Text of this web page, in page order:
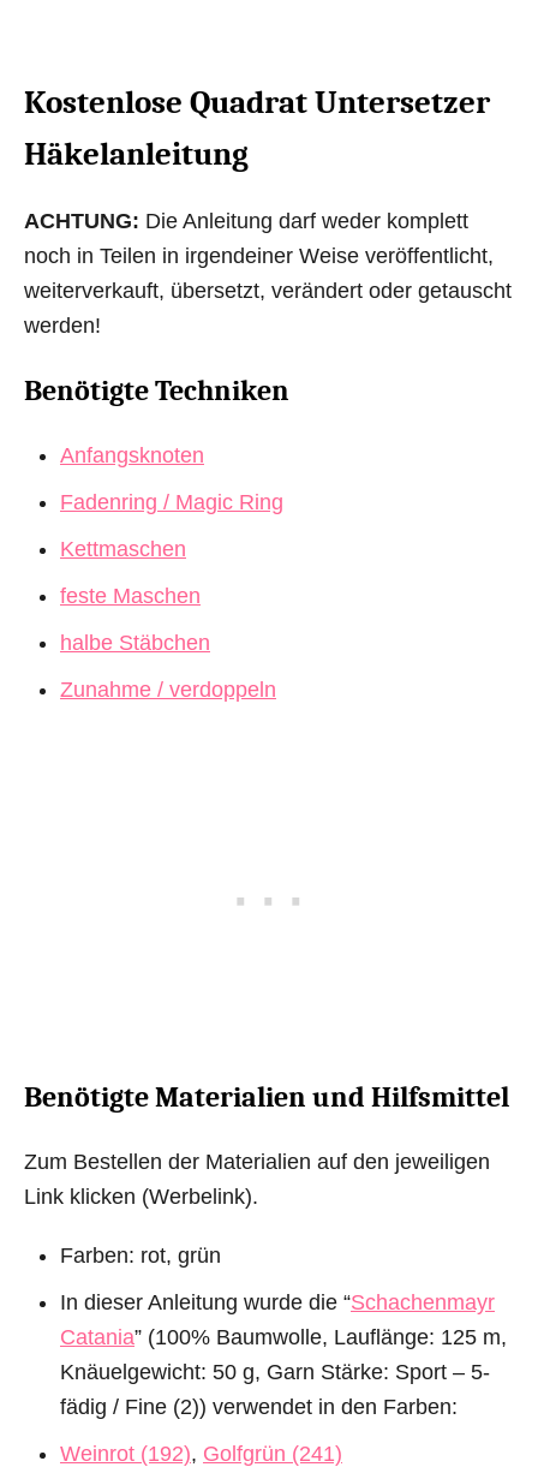
Kostenlose Quadrat Untersetzer
Häkelanleitung
ACHTUNG: Die Anleitung darf weder komplett
noch in Teilen in irgendeiner Weise veröffentlicht,
weiterverkauft, übersetzt, verändert oder getauscht
werden!
Benötigte Techniken
Anfangsknoten
Fadenring / Magic Ring
Kettmaschen
feste Maschen
halbe Stäbchen
Zunahme / verdoppeln
Benötigte Materialien und Hilfsmittel
Zum Bestellen der Materialien auf den jeweiligen
Link klicken (Werbelink).
Farben: rot, grün
In dieser Anleitung wurde die “Schachenmayr
Catania” (100% Baumwolle, Lauflänge: 125 m,
Knäuelgewicht: 50 g, Garn Stärke: Sport – 5-
fädig / Fine (2)) verwendet in den Farben:
Weinrot (192), Golfgrün (241)